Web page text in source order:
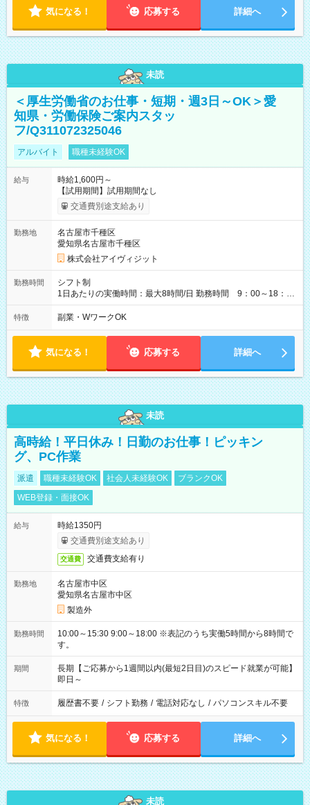
気になる！ 応募する 詳細へ
未読
＜厚生労働省のお仕事・短期・週3日～OK＞愛
知県・労働保険ご案内スタッ
フ/Q311072325046
アルバイト 職種未経験OK
給与
時給1,600円～
【試用期間】試用期間なし
交通費別途支給あり
勤務地
名古屋市千種区
愛知県名古屋市千種区
株式会社アイヴィジット
勤務時間
シフト制
1日あたりの実働時間：最大8時間/日 勤務時間 9：00～18：
00(実働8h、休憩1h) 土日祝含む週3日～OK、シフト制 ※もちろ
ん週5日勤務もOK♪ 勤務期間：2026年8月12日～9月9日※リスト
特徴 副業・WワークOK
気になる！ 応募する 詳細へ
未読
高時給！平日休み！日勤のお仕事！ピッキン
グ、PC作業
派遣 職種未経験OK 社会人未経験OK
ブランクOK
WEB登録・面接OK
給与
時給1350円
交通費別途支給あり
交通費 交通費支給有り
勤務地
名古屋市中区
愛知県名古屋市中区
製造外
勤務時間
10:00～15:30 9:00～18:00 ※表記のうち実働5時間から8時間で
す。
期間
長期【ご応募から1週間以内(最短2日目)のスピード就業が可能】
即日～
特徴 履歴書不要 / シフト勤務 / 電話対応なし / パソコンスキル不要
気になる！ 応募する 詳細へ
未読